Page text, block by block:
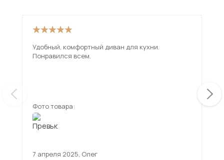
Удобный, комфортный диван для кухни.
Понравился всем.
Фото товара:
7 апреля 2025, Олег